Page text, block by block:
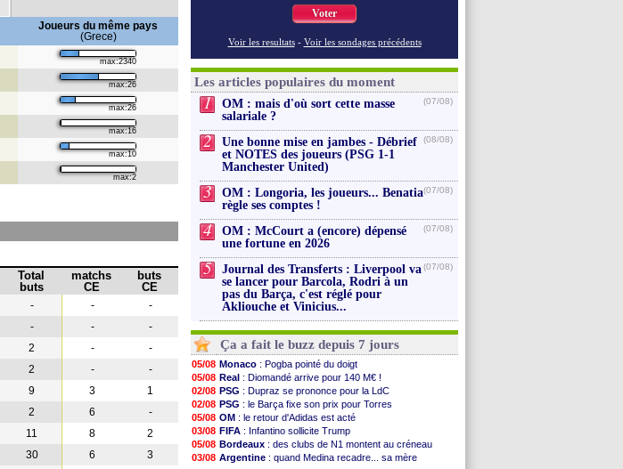
Joueurs du même pays
(Grece)
max:2340
max:26
max:26
max:16
max:10
max:2
Total
buts
matchs
CE
buts
CE
- -
-
- -
-
2 -
-
2 -
-
9 3
1
2 6
-
11 8
2
30 6
3
Voter
Voir les resultats - Voir les sondages précédents
Les articles populaires du moment
1
OM : mais d'où sort cette masse
salariale ?
(07/08)
2
Une bonne mise en jambes - Débrief
et NOTES des joueurs (PSG 1-1
Manchester United)
(08/08)
3
OM : Longoria, les joueurs... Benatia
règle ses comptes !
(07/08)
4
OM : McCourt a (encore) dépensé
une fortune en 2026
(07/08)
5
Journal des Transferts : Liverpool va
se lancer pour Barcola, Rodri à un
pas du Barça, c'est réglé pour
Akliouche et Vinicius...
(07/08)
Ça a fait le buzz depuis 7 jours
05/08 Monaco : Pogba pointé du doigt
05/08 Real : Diomandé arrive pour 140 M€ !
02/08 PSG : Dupraz se prononce pour la LdC
02/08 PSG : le Barça fixe son prix pour Torres
05/08 OM : le retour d'Adidas est acté
03/08 FIFA : Infantino sollicite Trump
05/08 Bordeaux : des clubs de N1 montent au créneau
03/08 Argentine : quand Medina recadre... sa mère